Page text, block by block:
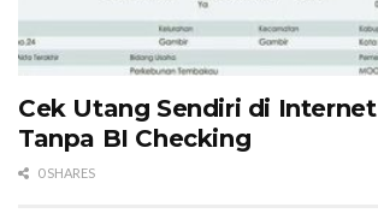
Cek Utang Sendiri di Internet
Tanpa BI Checking
0 SHARES